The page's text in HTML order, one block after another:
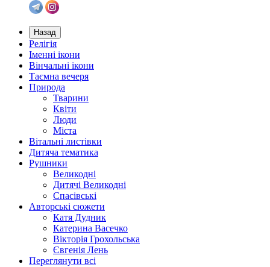
Назад
Релігія
Іменні ікони
Вінчальні ікони
Таємна вечеря
Природа
Тварини
Квіти
Люди
Міста
Вітальні листівки
Дитяча тематика
Рушники
Великодні
Дитячі Великодні
Спасівські
Авторські сюжети
Катя Дудник
Катерина Васечко
Вікторія Грохольська
Євгенія Лень
Переглянути всі